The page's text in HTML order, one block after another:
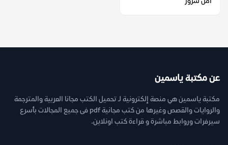
عن مكتبة ياسمين
مكتبة ياسمين هي منصة إلكترونية لـ تحميل الكتب مجانا العربية والمترجمة
والروايات والقصص وغيرها من كتب مجانية pdf فى جميع المجالات بأسرع
سيرفرات وروابط مباشرة و قراءة كتب اونلاين.